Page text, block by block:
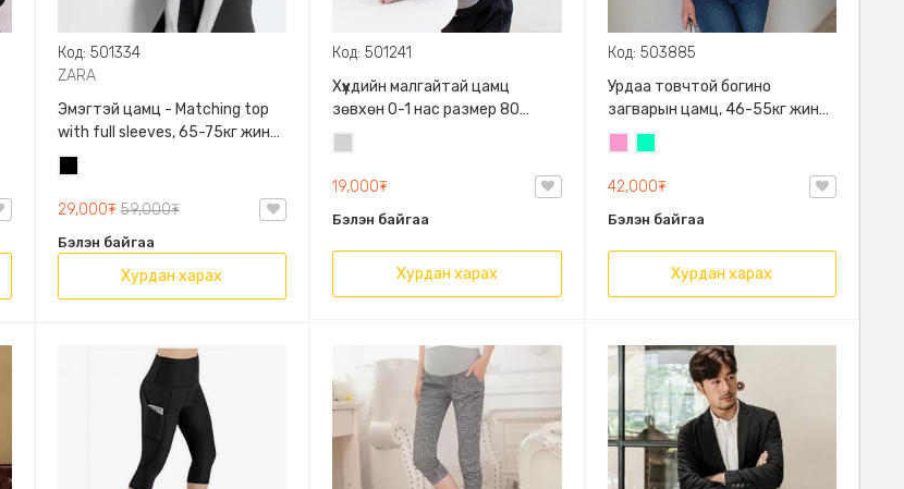
Код: 501334
ZARA
Эмэгтэй цамц - Matching top
with full sleeves, 65-75кг жинд
таарна, ZARA, 0962/642/800,
Задгай энгэртэй, Урт
ханцуйтай, Богино
29,000₮ 59,000₮
Бэлэн байгаа
Хурдан харах
Код: 501241
Хүүхдийн малгайтай цамц
зөвхөн 0-1 нас размер 80
сонголттой
19,000₮
Бэлэн байгаа
Хурдан харах
Код: 503885
Урдаа товчтой богино
загварын цамц, 46-55кг жинд
таарна
42,000₮
Бэлэн байгаа
Хурдан харах